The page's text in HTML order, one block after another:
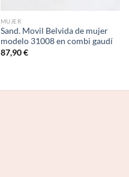
MUJER
Sand. Movil Belvida de mujer
modelo 31008 en combi gaudí
87,90€